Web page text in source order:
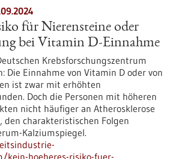
für Nierensteine oder
bei Vitamin D-Einnahme
Krebsforschungszentrum
Die Einnahme von Vitamin D oder von
ist zwar mit erhöhten
Doch die Personen mit höheren
nicht häufiger an Atherosklerose
den charakteristischen Folgen
Kalziumspiegel.
hoeheres-risiko-fuer-